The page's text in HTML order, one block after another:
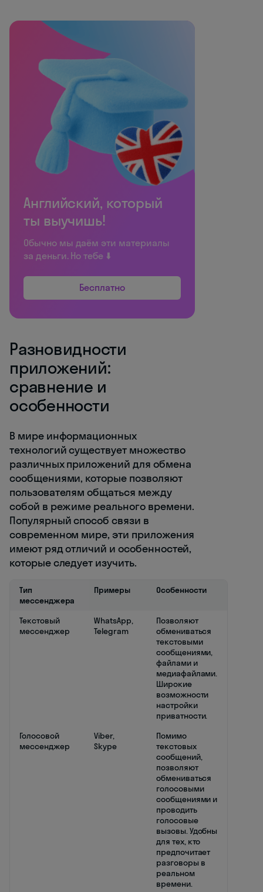
Английский, который
ты выучишь!
Обычно мы даём эти материалы
за деньги. Но тебе ⬇️
Бесплатно
Разновидности
приложений:
сравнение и
особенности
В мире информационных
технологий существует множество
различных приложений для обмена
сообщениями, которые позволяют
пользователям общаться между
собой в режиме реального времени.
Популярный способ связи в
современном мире, эти приложения
имеют ряд отличий и особенностей,
которые следует изучить.
Тип
мессенджера
Примеры Особенности
Текстовый
мессенджер
WhatsApp,
Telegram
Позволяют
обмениваться
текстовыми
сообщениями,
файлами и
медиафайлами.
Широкие
возможности
настройки
приватности.
Голосовой
мессенджер
Viber,
Skype
Помимо
текстовых
сообщений,
позволяют
обмениваться
голосовыми
сообщениями и
проводить
голосовые
вызовы. Удобны
для тех, кто
предпочитает
разговоры в
реальном
времени.